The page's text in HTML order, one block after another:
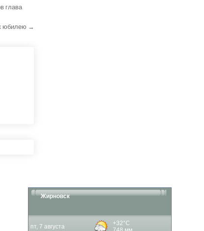
глава
к юбилею →
Жирновск